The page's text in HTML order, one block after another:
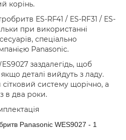
корінь.
ES-RF41 / ES-RF31 / ES-
при використанні
спеціально
Panasonic.
заздалегідь, щоб
деталі вийдуть з ладу.
систему щорічно, а
в два роки.
Panasonic WES9027 - 1